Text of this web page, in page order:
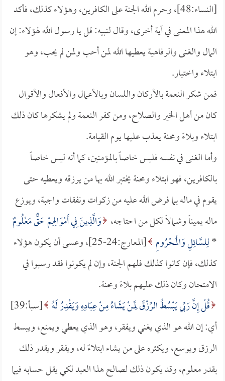
[النساء:48]، وحرم الله الجنة على الكافرين، وهؤلاء كذلك، فأكد
الله هذا المعنى في آية أخرى، وقال لنبيه: قل يا رسول الله لهؤلاء: إن
المال والغنى والرفاهية يعطيها الله لمن أحب ولمن لم يحب، وهو
ابتلاء واختبار.
فمن شكر النعمة بالأركان واللسان وبالأعمال والأفعال والأقوال
كان من أهل الخير والصلاح، ومن كفر النعمة ولم يشكرها كان ذلك
ابتلاء وبلاءً ومحنة يعذب عليها يوم القيامة.
وأما الغنى في نفسه فليس خاصاً بالمؤمنين، كما أنه ليس خاصاً
بالكافرين، فهو ابتلاء ومحنة يختبر الله بها من يرزقه ويعطيه حتى
يقوم في ماله بما فرض الله عليه من زكوات ونفقات واجبة، ويوزع
ماله يميناً وشمالاً لكل من احتاجه، وَالَّذِينَ فِي أَمْوَالِهِمْ حَقٌّ مَعْلُومٌ
*لِلسَّائِلِ وَالْمَحْرُومِ
[المعارج:24-25]، وعسى أن يكون هؤلاء
كذلك، فإن كانوا كذلك فلهم الجنة، وإن لم يكونوا فقد رسبوا في
الامتحان وكان ذلك عليهم بلاءً ومحنة.
قُلْ إِنَّ رَبِّي يَبْسُطُ الرِّزْقَ لِمَنْ يَشَاءُ مِنْ عِبَادِهِ وَيَقْدِرُ لَهُ
[سبأ:39]
أي: إن الله هو الذي يغني ويفقر، وهو الذي يعطي ويمنع، ويبسط
الرزق ويوسع، ويكثره على من يشاء ابتلاءً له، ويفقر ويقدر ذلك
بقدر معلوم، وقد يكون ذلك لصالح هذا العبد لكي يقل حسابه فيما